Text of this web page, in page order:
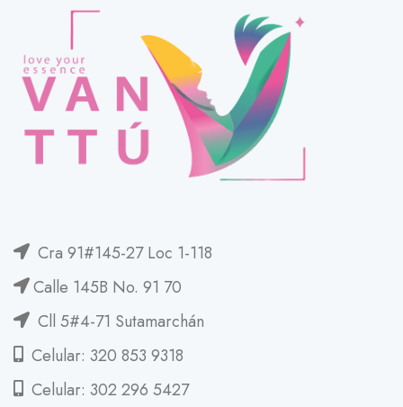
Cra 91#145-27 Loc 1-118
Calle 145B No. 91 70
Cll 5#4-71 Sutamarchán
Celular: 320 853 9318
Celular: 302 296 5427